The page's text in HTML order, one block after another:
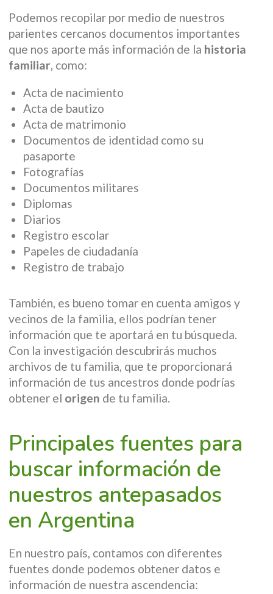
Podemos recopilar por medio de nuestros
parientes cercanos documentos importantes
que nos aporte más información de la historia
familiar, como:
Acta de nacimiento
Acta de bautizo
Acta de matrimonio
Documentos de identidad como su
pasaporte
Fotografías
Documentos militares
Diplomas
Diarios
Registro escolar
Papeles de ciudadanía
Registro de trabajo
También, es bueno tomar en cuenta amigos y
vecinos de la familia, ellos podrían tener
información que te aportará en tu búsqueda.
Con la investigación descubrirás muchos
archivos de tu familia, que te proporcionará
información de tus ancestros donde podrías
obtener el origen de tu familia.
Principales fuentes para
buscar información de
nuestros antepasados
en Argentina
En nuestro país, contamos con diferentes
fuentes donde podemos obtener datos e
información de nuestra ascendencia: